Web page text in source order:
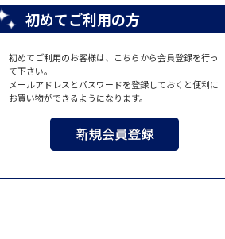
初めてご利用の方
初めてご利用のお客様は、こちらから会員登録を行っ
て下さい。
メールアドレスとパスワードを登録しておくと便利に
お買い物ができるようになります。